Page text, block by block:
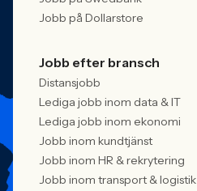
Jobb på Dollarstore
Jobb efter bransch
Distansjobb
Lediga jobb inom data & IT
Lediga jobb inom ekonomi
Jobb inom kundtjänst
Jobb inom HR & rekrytering
Jobb inom transport & logistik